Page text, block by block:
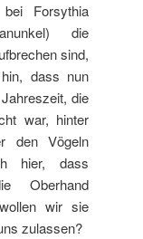
Forsythia
die
sind,
dass nun
die
war, hinter
den Vögeln
hier, dass
Oberhand
wir sie
zulassen?